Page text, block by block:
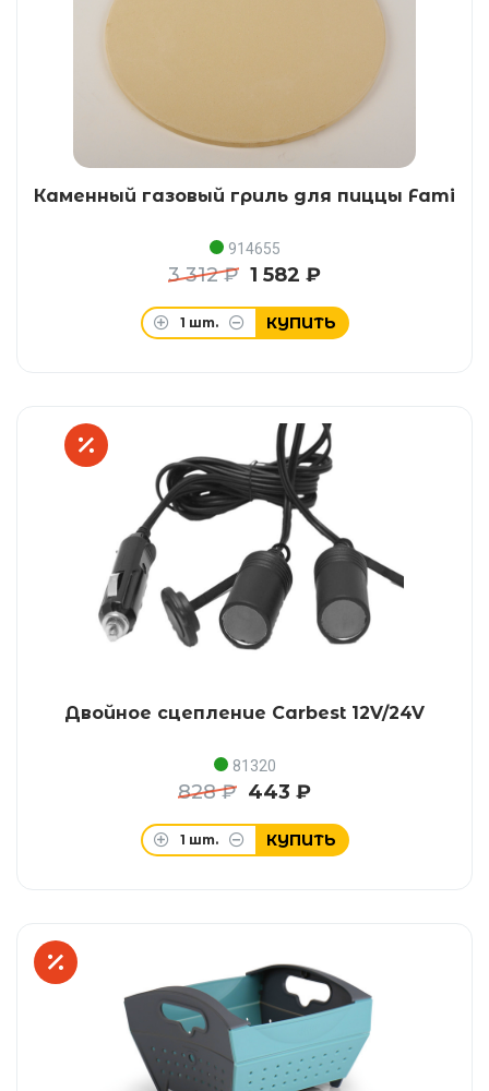
Каменный газовый гриль для пиццы Fami
914655
3 312 ₽ 1 582 ₽
1 шт. КУПИТЬ
Двойное сцепление Carbest 12V/24V
81320
828 ₽ 443 ₽
1 шт. КУПИТЬ